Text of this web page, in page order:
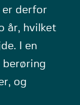
er derfor
år, hvilket
I en
berøring
og